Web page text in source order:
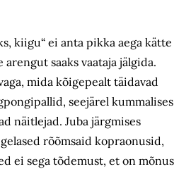
kiigu“ ei anta pikka aega kätte
arengut saaks vaataja jälgida.
mida kõigepealt täidavad
seejärel kummalises
näitlejad. Juba järgmises
rõõmsaid kopraonusid,
ei sega tõdemust, et on mõnus